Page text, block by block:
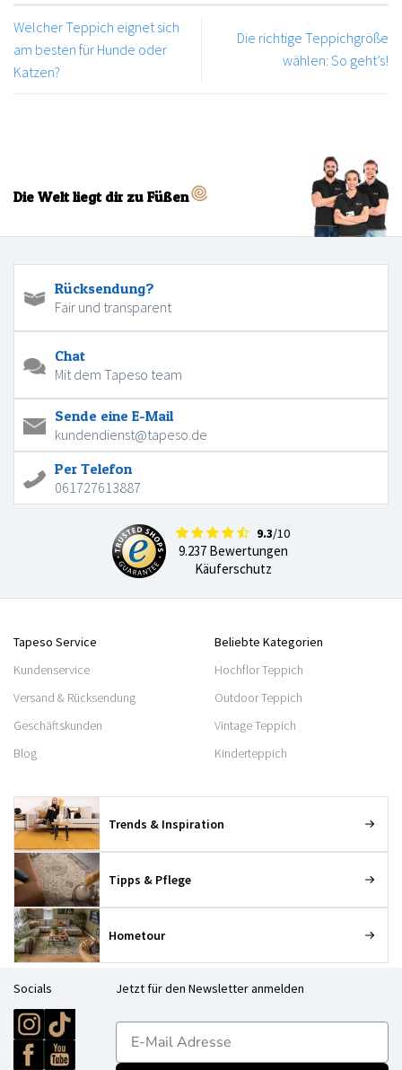
Welcher Teppich eignet sich
am besten für Hunde oder
Katzen?
Die richtige Teppichgröße
wählen: So geht’s!
Die Welt liegt dir zu Füßen
Rücksendung?
Fair und transparent
Chat
Mit dem Tapeso team
Sende eine E-Mail
kundendienst@tapeso.de
Per Telefon
061727613887
9.3/10
9.237 Bewertungen
Käuferschutz
Tapeso Service
Kundenservice
Versand & Rücksendung
Geschäftskunden
Blog
Beliebte Kategorien
Hochflor Teppich
Outdoor Teppich
Vintage Teppich
Kinderteppich
Trends & Inspiration
Tipps & Pflege
Hometour
Socials Jetzt für den Newsletter anmelden
E-mailadres